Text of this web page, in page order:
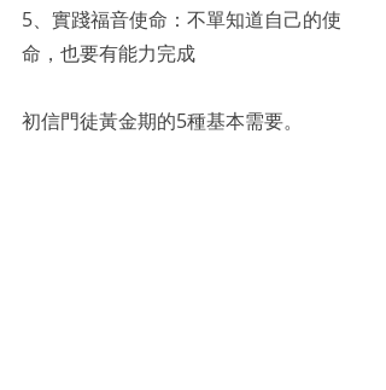
5、實踐福音使命：不單知道自己的使
命，也要有能力完成
初信門徒黃金期的5種基本需要。